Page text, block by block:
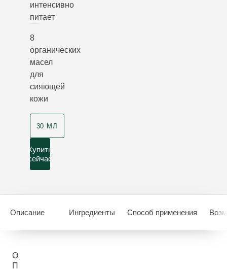
интенсивно
питает
8
органических
масел
для
сияющей
кожи
30 МЛ
Купить
сейчас
Описание Ингредиенты Способ применения
О
П